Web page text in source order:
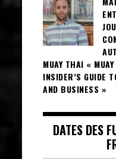
MUAY THAI «
INSIDER’S GUIDE
AND BUSINESS »
DATES DES